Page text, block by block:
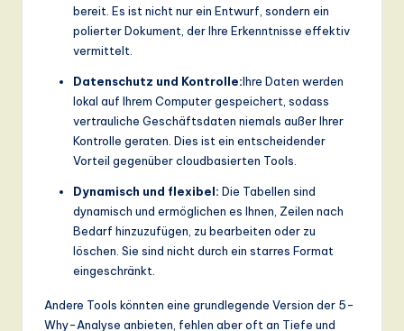
bereit. Es ist nicht nur ein Entwurf, sondern ein
polierter Dokument, der Ihre Erkenntnisse effektiv
vermittelt.
Datenschutz und Kontrolle:Ihre Daten werden
lokal auf Ihrem Computer gespeichert, sodass
vertrauliche Geschäftsdaten niemals außer Ihrer
Kontrolle geraten. Dies ist ein entscheidender
Vorteil gegenüber cloudbasierten Tools.
Dynamisch und flexibel: Die Tabellen sind
dynamisch und ermöglichen es Ihnen, Zeilen nach
Bedarf hinzuzufügen, zu bearbeiten oder zu
löschen. Sie sind nicht durch ein starres Format
eingeschränkt.
Andere Tools könnten eine grundlegende Version der 5-
Why-Analyse anbieten, fehlen aber oft an Tiefe und